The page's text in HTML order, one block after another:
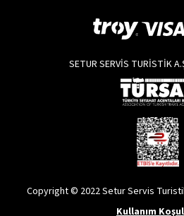
SETUR SERVİS TURİSTİK
Copyright © 2022 Setur Servis Turistik
Kullanım